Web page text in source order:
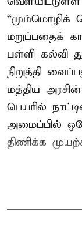
மறுப்பதைக்
பள்ளி கல்வி
நிறுத்தி
மத்திய
பெயரில்
அமைப்பில்
திணிக்க